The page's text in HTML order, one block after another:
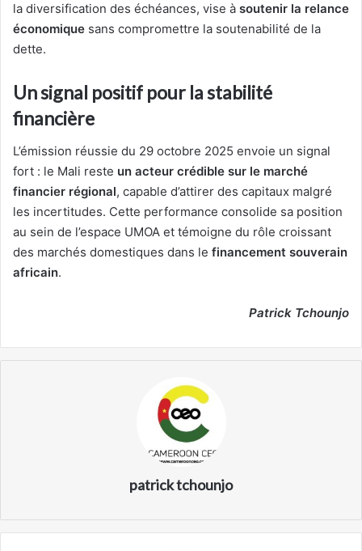
la diversification des échéances, vise à soutenir la relance
économique sans compromettre la soutenabilité de la
dette.
Un signal positif pour la stabilité
financière
L’émission réussie du 29 octobre 2025 envoie un signal
fort : le Mali reste un acteur crédible sur le marché
financier régional, capable d’attirer des capitaux malgré
les incertitudes. Cette performance consolide sa position
au sein de l’espace UMOA et témoigne du rôle croissant
des marchés domestiques dans le financement souverain
africain.
Patrick Tchounjo
patrick tchounjo